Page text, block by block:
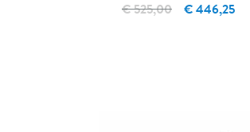
€ 446,25
€ 525,00